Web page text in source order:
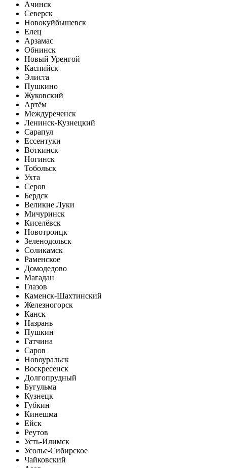
Ачинск
Северск
Новокуйбышевск
Елец
Арзамас
Обнинск
Новый Уренгой
Каспийск
Элиста
Пушкино
Жуковский
Артём
Междуреченск
Ленинск-Кузнецкий
Сарапул
Ессентуки
Воткинск
Ногинск
Тобольск
Ухта
Серов
Бердск
Великие Луки
Мичуринск
Киселёвск
Новотроицк
Зеленодольск
Соликамск
Раменское
Домодедово
Магадан
Глазов
Каменск-Шахтинский
Железногорск
Канск
Назрань
Пушкин
Гатчина
Саров
Новоуральск
Воскресенск
Долгопрудный
Бугульма
Кузнецк
Губкин
Кинешма
Ейск
Реутов
Усть-Илимск
Усолье-Сибирское
Чайковский